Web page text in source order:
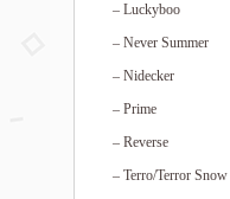
– Luckyboo
– Never Summer
– Nidecker
– Prime
– Reverse
– Terro/Terror Snow